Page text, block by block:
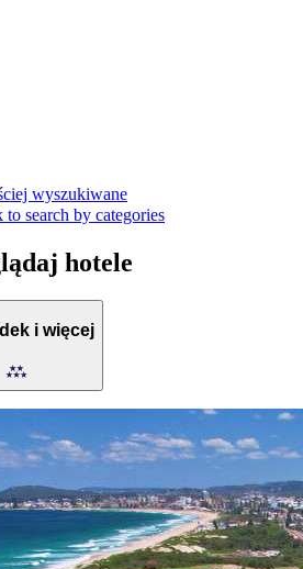
wyszukiwane
to search by categories
hotele
i więcej